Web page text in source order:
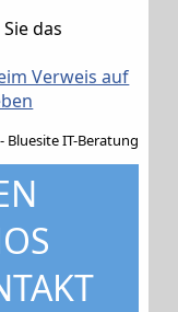
das
Verweis auf
- Bluesite IT-Beratung